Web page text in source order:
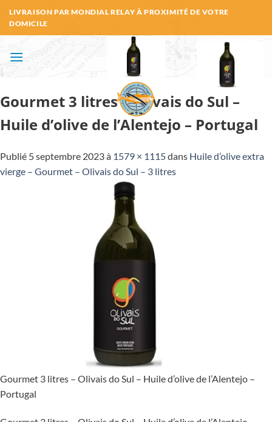
Passer
au
contenu
LIVRAISON PAR MONDIAL RELAY À PROXIMITÉ DE VOTRE
DOMICILE
Gourmet 3 litres – Olivais do Sul –
Huile d’olive de l’Alentejo – Portugal
Publié 5 septembre 2023à 1579 × 1115dans Huile d’olive extra
vierge – Gourmet – Olivais do Sul – 3 litres
Gourmet 3 litres – Olivais do Sul – Huile d’olive de l’Alentejo –
Portugal